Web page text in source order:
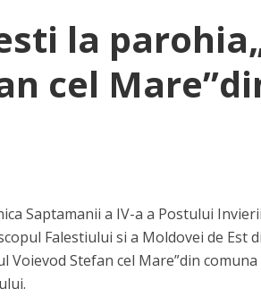
la
cel
Saptamanii a IV-a a Postului
Falestiului si a Moldovei de Est
Voievod Stefan cel Mare”din